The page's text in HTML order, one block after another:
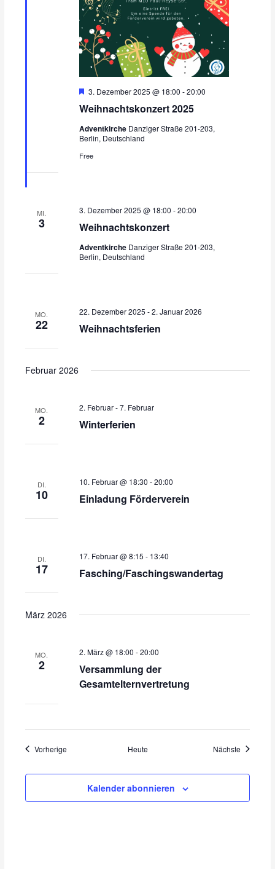
Weihnachtskonzert 2025
H
r
o
r
e
n
3. Dezember 2025 @ 18:00 -20:00
Adventkirche Danziger Straße 201-203,
Berlin, Deutschland
Free
MI.
3 Weihnachtskonzert
3. Dezember 2025 @ 18:00 -20:00
Adventkirche Danziger Straße 201-203,
Berlin, Deutschland
MO.
22 Weihnachtsferien
22. Dezember 2025 -2. Januar 2026
Februar 2026
MO.
2 Winterferien
2. Februar-7. Februar
DI.
10 Einladung Förderverein
10. Februar @ 18:30 -20:00
DI.
17 Fasching/Faschingswandertag
17. Februar @ 8:15 - 13:40
März 2026
MO.
2
Versammlung der
Gesamtelternvertretung
2. März @ 18:00 -20:00
VorherigeVeranstaltungen Heute Nächste
Kalender abonnieren